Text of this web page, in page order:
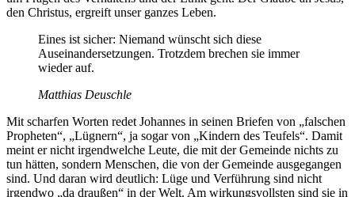
den Christus, ergreift unser ganzes Leben.
Eines ist sicher: Niemand wünscht sich diese
Auseinandersetzungen. Trotzdem brechen sie immer
wieder auf.
Matthias Deuschle
Mit scharfen Worten redet Johannes in seinen Briefen von „falschen
Propheten“, „Lügnern“, ja sogar von „Kindern des Teufels“. Damit
meint er nicht irgendwelche Leute, die mit der Gemeinde nichts zu
tun hätten, sondern Menschen, die von der Gemeinde ausgegangen
sind. Und daran wird deutlich: Lüge und Verführung sind nicht
irgendwo „da draußen“ in der Welt. Am wirkungsvollsten sind sie in